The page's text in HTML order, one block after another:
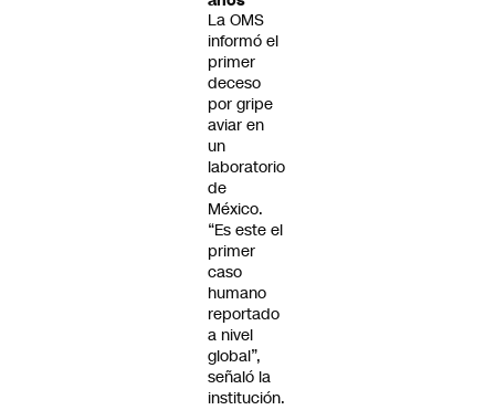
La OMS
informó el
primer
deceso
por gripe
aviar en
un
laboratorio
de
México.
“Es este el
primer
caso
humano
reportado
a nivel
global”,
señaló la
institución.